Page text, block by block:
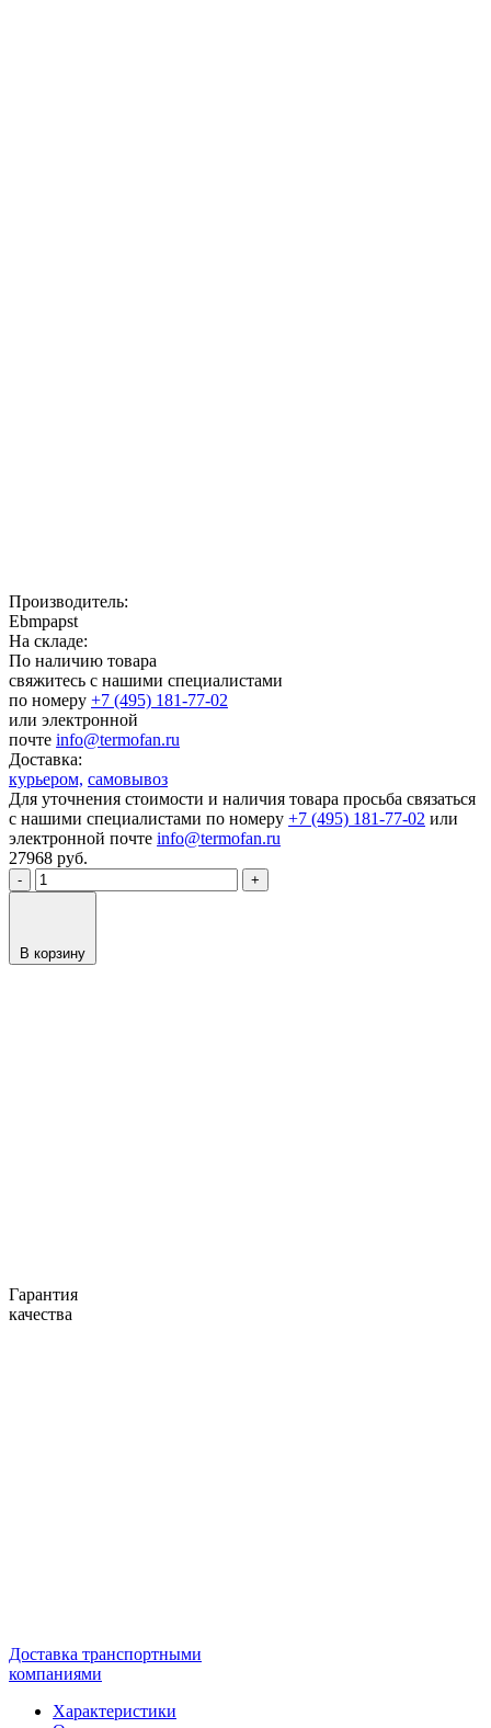
Производитель:
Ebmpapst
На складе:
По наличию товара
свяжитесь с нашими специалистами
по номеру +7 (495) 181-77-02
или электронной
почте info@termofan.ru
Доставка:
курьером, самовывоз
Для уточнения стоимости и наличия товара просьба связаться
с нашими специалистами по номеру +7 (495) 181-77-02 или
электронной почте info@termofan.ru
27968 руб.
- +
В корзину
Гарантия
качества
Доставка транспортными
компаниями
Характеристики